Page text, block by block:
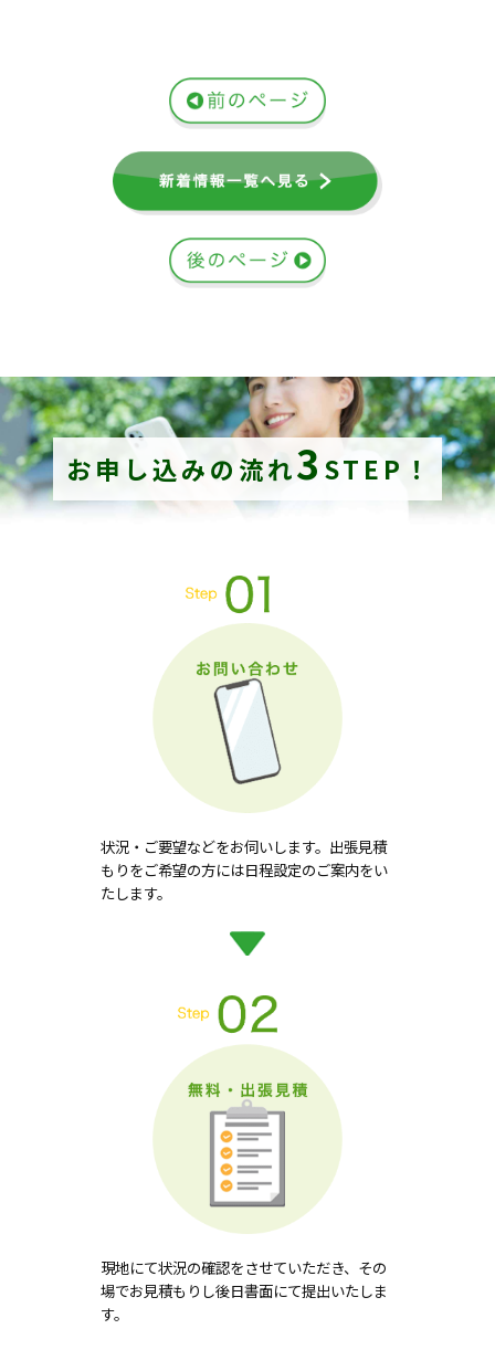
お申し込みの流れ3 STEP！
状況・ご要望などをお伺いします。出張見積
もりをご希望の方には日程設定のご案内をい
たします。
現地にて状況の確認をさせていただき、その
場でお見積もりし後日書面にて提出いたしま
す。